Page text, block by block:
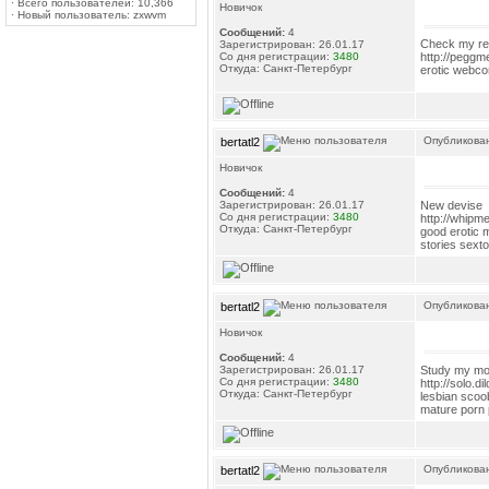
· Всего пользователей: 10,366
· Новый пользователь: zxwvm
Новичок
Сообщений: 4
Зарегистрирован: 26.01.17
Со дня регистрации: 3480
Откуда: Санкт-Петербург
Check my
http://
erotic
bertatl2
Новичок
Сообщений: 4
Зарегистрирован: 26.01.17
Со дня регистрации: 3480
Откуда: Санкт-Петербург
New devise
http://
good erotic
stories
bertatl2
Новичок
Сообщений: 4
Зарегистрирован: 26.01.17
Со дня регистрации: 3480
Откуда: Санкт-Петербург
Study my
http://
lesbian
mature porn
bertatl2